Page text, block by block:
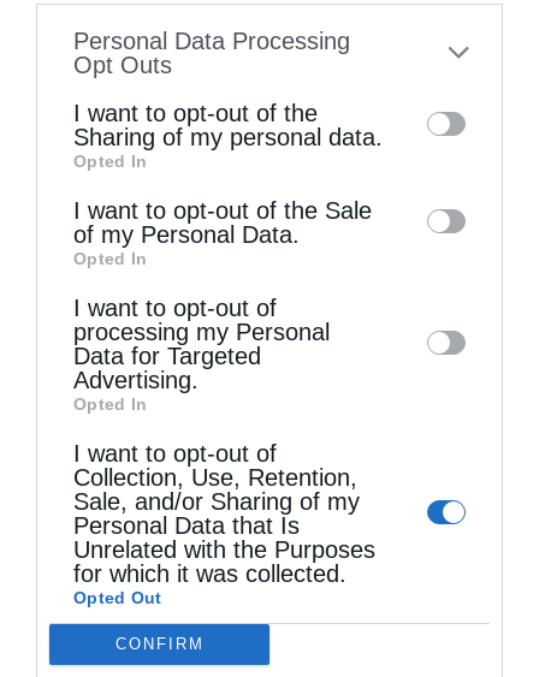
to your opt-out. You may separately opt-out
information by third parties on the IAB’s list
of downstream participants. This
information may also be disclosed by us to
third parties on theIAB’s List of
Downstream Participants
disclose it to other third parties.
Personal Data Processing
Opt Outs
I want to opt-out of the
Sharing of my personal data.
Opted In
I want to opt-out of the Sale
of my Personal Data.
Opted In
I want to opt-out of
processing my Personal
Data for Targeted
Advertising.
Opted In
I want to opt-out of
Collection, Use, Retention,
Sale, and/or Sharing of my
Personal Data that Is
Unrelated with the Purposes
for which it was collected.
Opted Out
CONFIRM
Τελευταία άρθρα
Μακριά από τον Χριστό
Η Εορτή του Αγίου Καλλινίκου στην Καστοριά
(ΦΩΤΟ)
Να είσαι μακρόθυμος